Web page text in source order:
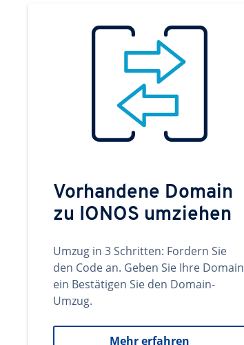
Vorhandene Domain
zu IONOS umziehen
Umzug in 3 Schritten: Fordern Sie
den Code an. Geben Sie Ihre Domain
ein Bestätigen Sie den Domain-
Umzug.
Mehr erfahren